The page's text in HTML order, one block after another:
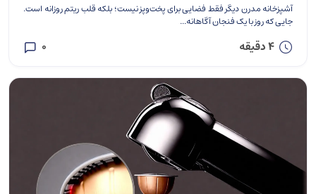
آشپزخانه مدرن دیگر فقط فضایی برای پخت‌و‌پز نیست؛ بلکه قلب ریتم روزانه است.
جایی که روز با یک فنجان آگاهانه...
4 دقیقه 0